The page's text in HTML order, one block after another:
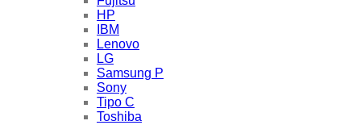
HP
IBM
Lenovo
LG
Samsung P
Sony
Tipo C
Toshiba